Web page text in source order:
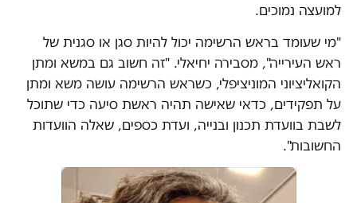
למועצה נמוכים.
"מי שעומד בראש הרשימה יכול להיות סגן או סגנית של
ראש העירייה", מסבירה יחיאלי. "זה חשוב גם במשא ומתן
הקואליציוני המוניציפלי, כשראש הרשימה עושה משא ומתן
על תפקידים, כדאי שאישה תהיה ראשת סיעה כדי שתוכל
לשבת בוועדת תכנון ובנייה, ועדת כספים, שאלה הוועדות
החשובות".